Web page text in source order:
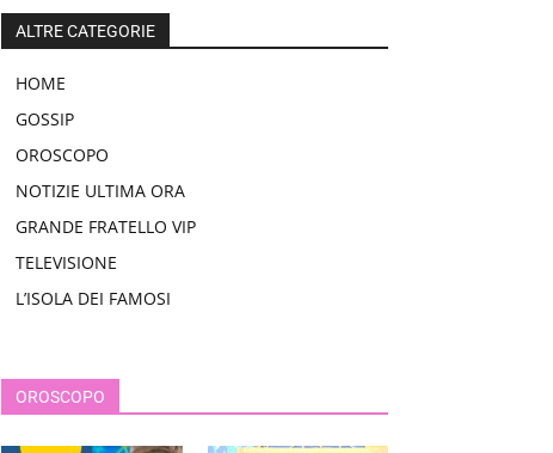
ALTRE CATEGORIE
HOME
GOSSIP
OROSCOPO
NOTIZIE ULTIMA ORA
GRANDE FRATELLO VIP
TELEVISIONE
L’ISOLA DEI FAMOSI
OROSCOPO